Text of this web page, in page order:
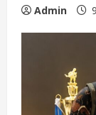
Admin